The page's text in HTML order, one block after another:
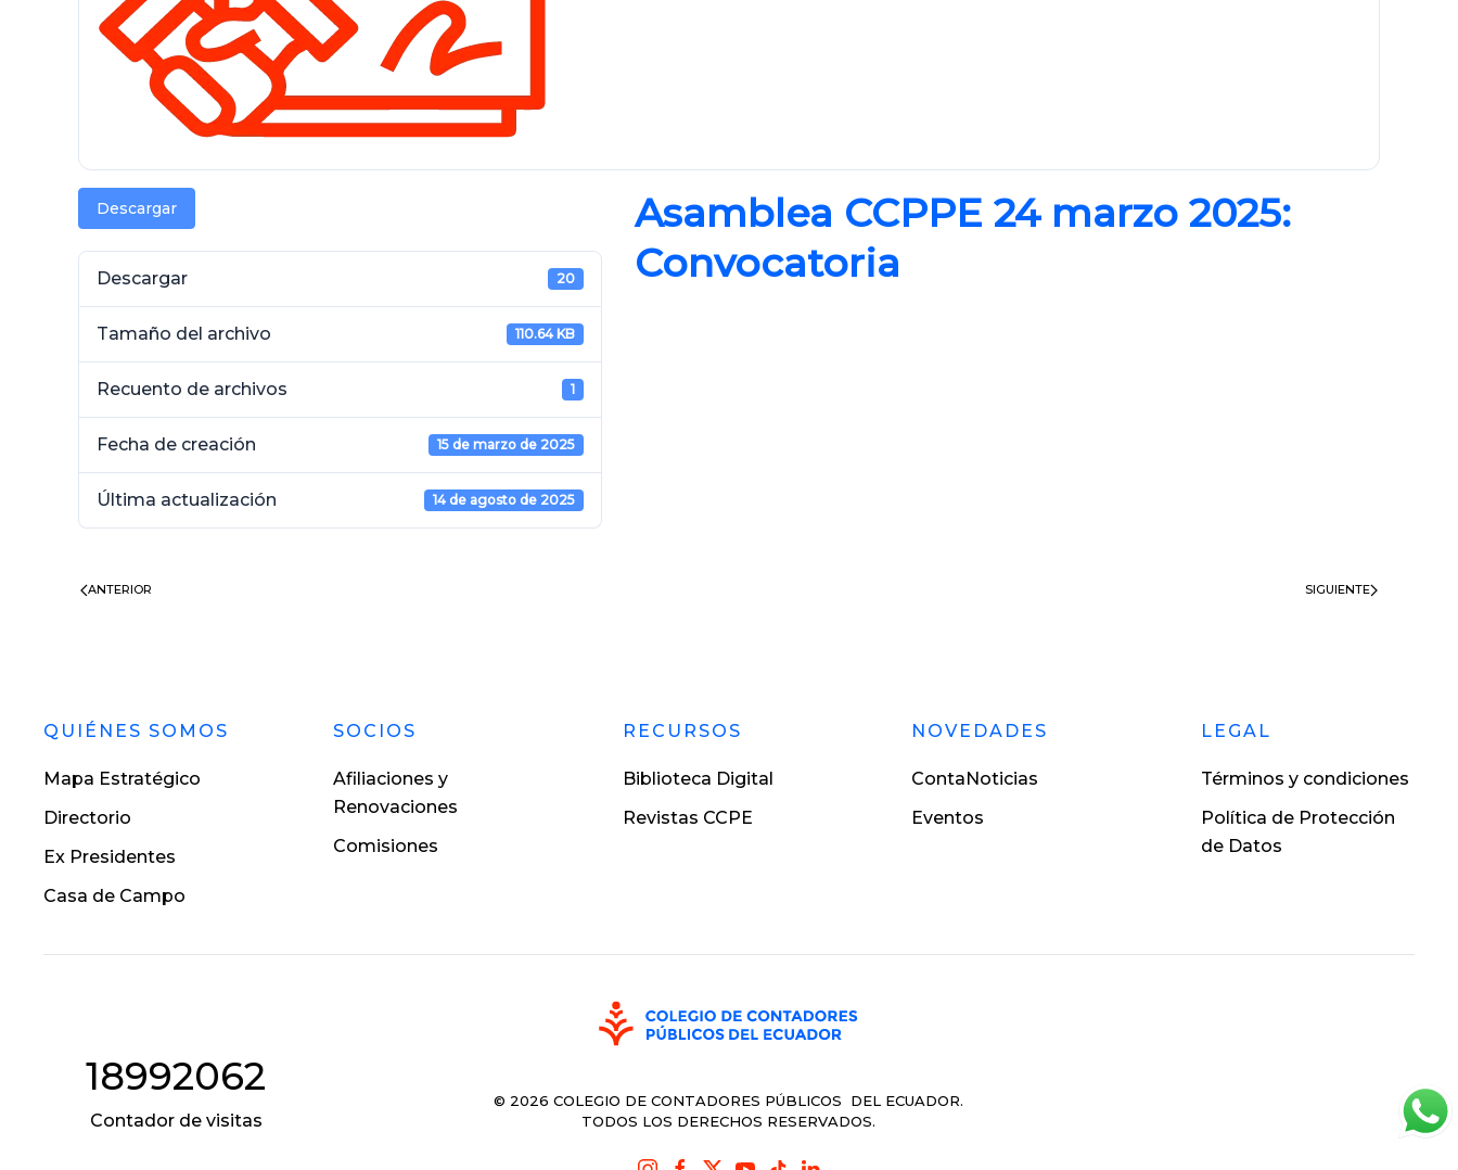
Descargar
Descargar 20
Tamaño del archivo 110.64 KB
Recuento de archivos 1
Fecha de creación 15 de marzo de 2025
Última actualización 14 de agosto de 2025
Asamblea CCPPE 24 marzo 2025:
Convocatoria
ANTERIOR SIGUIENTE
QUIÉNES SOMOS
Mapa Estratégico
Directorio
Ex Presidentes
Casa de Campo
SOCIOS
Afiliaciones y
Renovaciones
Comisiones
RECURSOS
Biblioteca Digital
Revistas CCPE
NOVEDADES
ContaNoticias
Eventos
LEGAL
Términos y condiciones
Política de Protección
de Datos
18992062
Contador de visitas
© 2026 COLEGIO DE CONTADORES PÚBLICOS DEL ECUADOR.
TODOS LOS DERECHOS RESERVADOS.